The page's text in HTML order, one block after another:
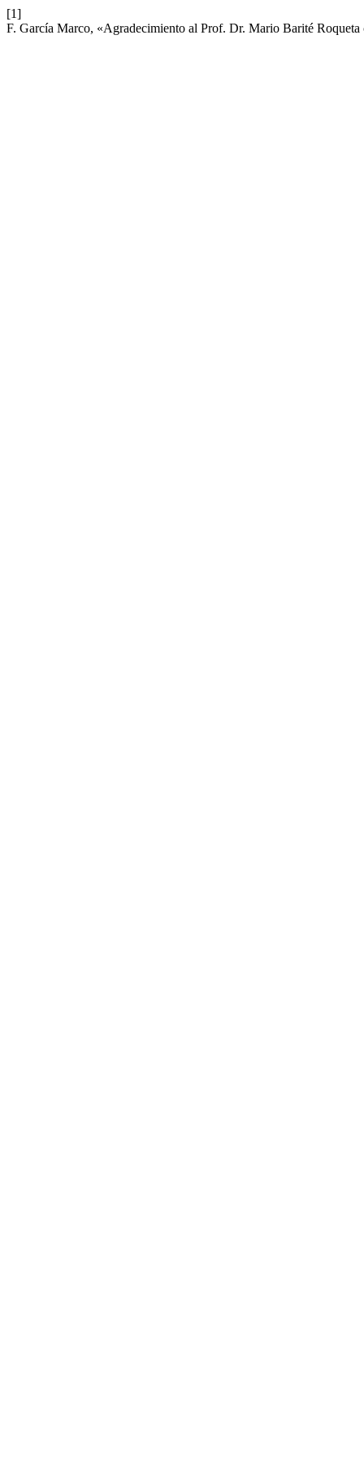
[1]
F. García Marco, «Agradecimiento al Prof. Dr. Mario Barité